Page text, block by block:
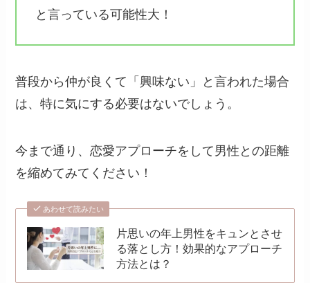
と言っている可能性大！
普段から仲が良くて「興味ない」と言われた場合
は、特に気にする必要はないでしょう。
今まで通り、恋愛アプローチをして男性との距離
を縮めてみてください！
あわせて読みたい
片思いの年上男性をキュンとさせ
る落とし方！効果的なアプローチ
方法とは？